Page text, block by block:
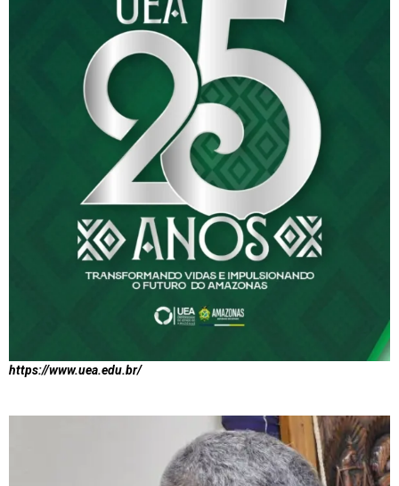
https://www.uea.edu.br/